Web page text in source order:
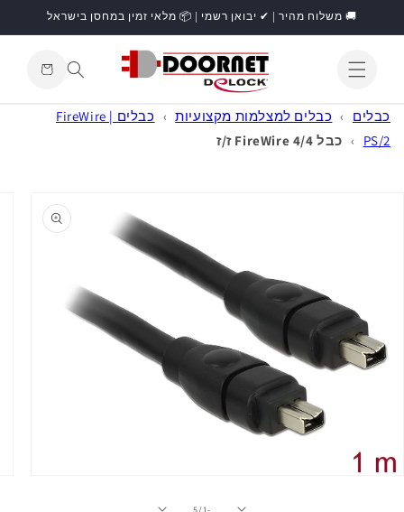
דילוג🚚 משלוח מהיר | ✔ יבואן רשמי | 📦 מלאי זמין במחסן בישראל
התחברות
קניות
כבלים › כבלים למצלמות מקצועיות ›
כבלים FireWire |
PS/2
› כבל FireWire 4/4 ז/ז
-1
/מתוך
5